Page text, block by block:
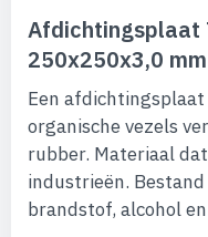
Afdichtingsplaat
250x250x3,0
Een
organische vezels
rubber. Materiaal
industrieën.
brandstof, alcohol